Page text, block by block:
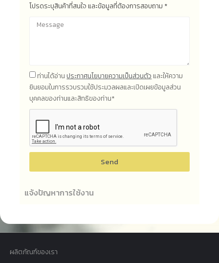
โปรดระบุสินค้าที่สนใจ และข้อมูลที่ต้องการสอบถาม *
ท่านได้อ่านประกาศนโยบายความเป็นส่วนตัวและให้ความ
ยินยอมในการรวบรวมใช้ประมวลผลและเปิดเผยข้อมูลส่วน
บุคคลของท่านและสิทธิของท่าน*
Send
แจ้งปัญหาการใช้งาน
ผลิตภัณฑ์ของเรา